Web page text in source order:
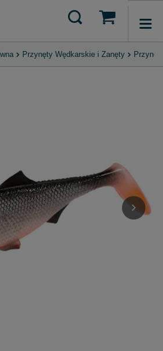
Przynęty Wędkarskie i Zanęty